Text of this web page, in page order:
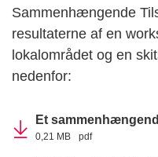
Sammenhængende
resultaterne af en
lokalområdet og en
nedenfor:
Et
0,21 MB pdf